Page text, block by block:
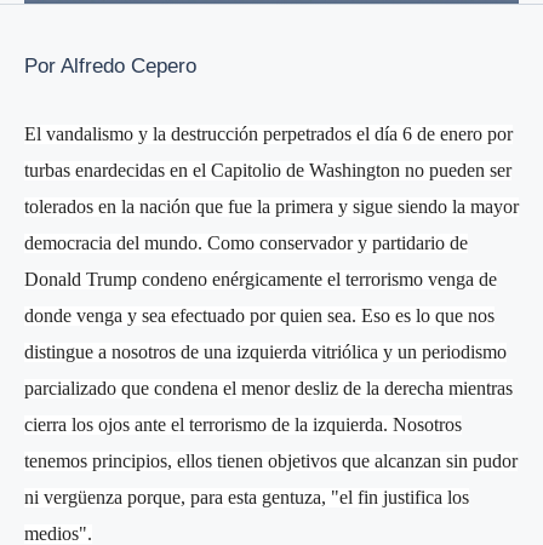
Por Alfredo Cepero
El vandalismo y la destrucción perpetrados el día 6 de enero por
turbas enardecidas en el Capitolio de Washington no pueden ser
tolerados en la nación que fue la primera y sigue siendo la mayor
democracia del mundo. Como conservador y partidario de
Donald Trump condeno enérgicamente el terrorismo venga de
donde venga y sea efectuado por quien sea. Eso es lo que nos
distingue a nosotros de una izquierda vitriólica y un periodismo
parcializado que condena el menor desliz de la derecha mientras
cierra los ojos ante el terrorismo de la izquierda. Nosotros
tenemos principios, ellos tienen objetivos que alcanzan sin pudor
ni vergüenza porque, para esta gentuza, "el fin justifica los
medios".